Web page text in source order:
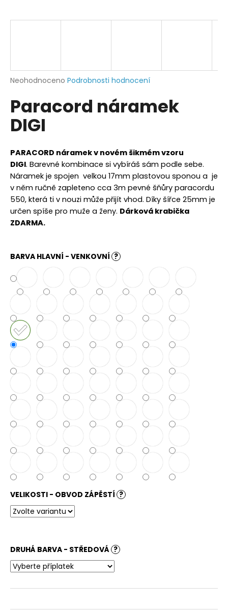
Průměrné
produktu
je
0,0
hvězdiček.
Neohodnoceno Podrobnosti hodnocení
Paracord náramek
DIGI
PARACORD náramek v novém šikmém vzoru
DIGI. Barevné kombinace si vybíráš sám podle sebe.
Náramek je spojen velkou 17mm plastovou sponou a je
v něm ručně zapleteno cca 3m pevné šňůry paracordu
550, která ti v nouzi může přijít vhod. Díky šířce 25mm je
určen spíše pro muže a ženy. Dárková krabička
ZDARMA.
BARVA HLAVNÍ - VENKOVNÍ ?
VELIKOSTI - OBVOD ZÁPĚSTÍ ?
DRUHÁ BARVA - STŘEDOVÁ ?
j
?
D
o
p
o
r
u
č
j
e
m
e